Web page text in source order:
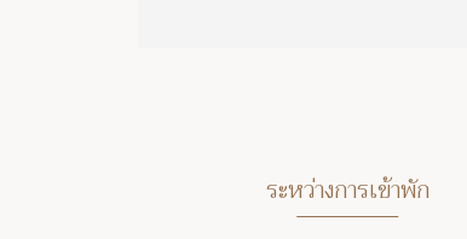
ระหว่างการเข้าพัก